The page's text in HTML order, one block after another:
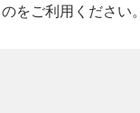
をご利用ください。